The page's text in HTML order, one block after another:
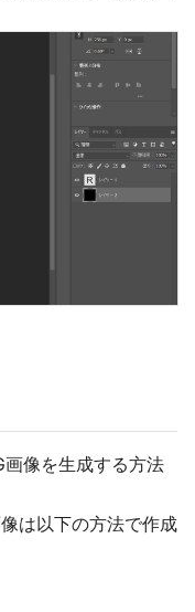
像を生成する方法
は以下の方法で作成